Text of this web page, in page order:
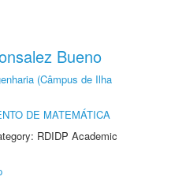
Bueno
(Câmpus de Ilha
DE MATEMÁTICA
RDIDP Academic